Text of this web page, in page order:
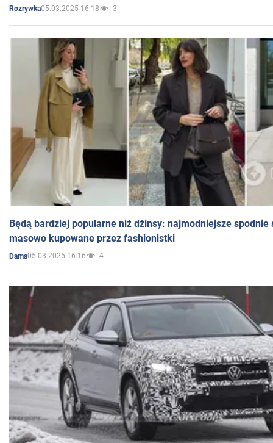
Rozrywka05.03.2025 16:18 3
Będą bardziej popularne niż dżinsy: najmodniejsze spodnie
masowo kupowane przez fashionistki
Dama05.03.2025 16:16 4